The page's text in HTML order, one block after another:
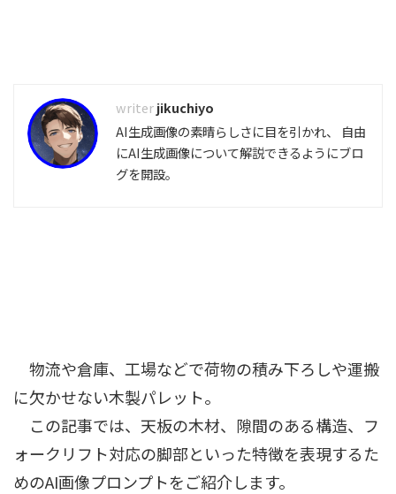
jikuchiyo
AI生成画像の素晴らしさに目を引かれ、 自由
にAI生成画像について解説できるようにブロ
グを開設。
物流や倉庫、工場などで荷物の積み下ろしや運搬
に欠かせない木製パレット。
この記事では、天板の木材、隙間のある構造、フ
ォークリフト対応の脚部といった特徴を表現するた
めのAI画像プロンプトをご紹介します。